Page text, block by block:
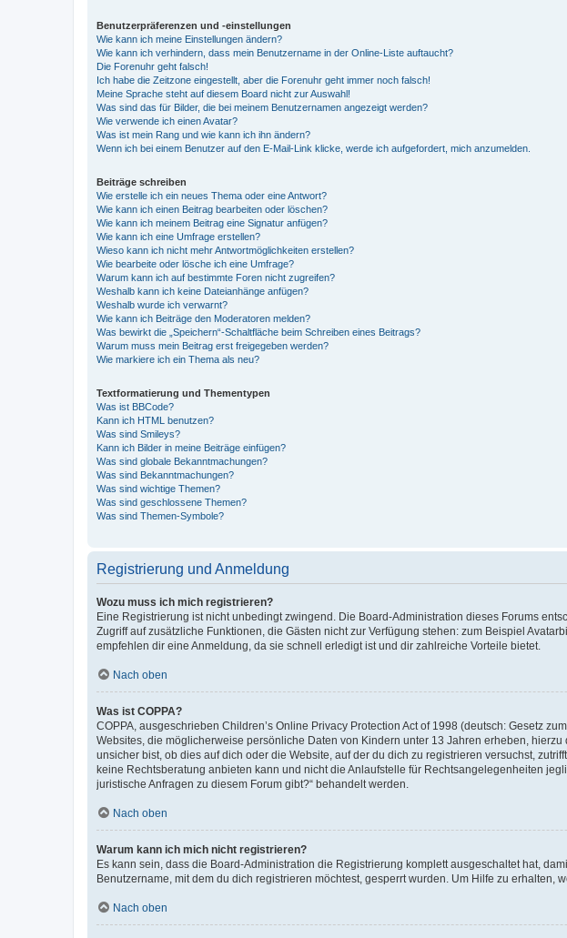
Benutzerpräferenzen und -einstellungen
Wie kann ich meine Einstellungen ändern?
Wie kann ich verhindern, dass mein Benutzername in der Online-Liste auftaucht?
Die Forenuhr geht falsch!
Ich habe die Zeitzone eingestellt, aber die Forenuhr geht immer noch falsch!
Meine Sprache steht auf diesem Board nicht zur Auswahl!
Was sind das für Bilder, die bei meinem Benutzernamen angezeigt werden?
Wie verwende ich einen Avatar?
Was ist mein Rang und wie kann ich ihn ändern?
Wenn ich bei einem Benutzer auf den E-Mail-Link klicke, werde ich aufgefordert, mich anzumelden.
Beiträge schreiben
Wie erstelle ich ein neues Thema oder eine Antwort?
Wie kann ich einen Beitrag bearbeiten oder löschen?
Wie kann ich meinem Beitrag eine Signatur anfügen?
Wie kann ich eine Umfrage erstellen?
Wieso kann ich nicht mehr Antwortmöglichkeiten erstellen?
Wie bearbeite oder lösche ich eine Umfrage?
Warum kann ich auf bestimmte Foren nicht zugreifen?
Weshalb kann ich keine Dateianhänge anfügen?
Weshalb wurde ich verwarnt?
Wie kann ich Beiträge den Moderatoren melden?
Was bewirkt die „Speichern“-Schaltfläche beim Schreiben eines Beitrags?
Warum muss mein Beitrag erst freigegeben werden?
Wie markiere ich ein Thema als neu?
Textformatierung und Thementypen
Was ist BBCode?
Kann ich HTML benutzen?
Was sind Smileys?
Kann ich Bilder in meine Beiträge einfügen?
Was sind globale Bekanntmachungen?
Was sind Bekanntmachungen?
Was sind wichtige Themen?
Was sind geschlossene Themen?
Was sind Themen-Symbole?
Registrierung und Anmeldung
Wozu muss ich mich registrieren?
Eine Registrierung ist nicht unbedingt zwingend. Die Board-Administration dieses Forums
Zugriff auf zusätzliche Funktionen, die Gästen nicht zur Verfügung stehen: zum Beispiel
empfehlen dir eine Anmeldung, da sie schnell erledigt ist und dir zahlreiche Vorteile bietet.
Nach oben
Was ist COPPA?
COPPA, ausgeschrieben Children’s Online Privacy Protection Act of 1998 (deutsch: Gesetz
Websites, die möglicherweise persönliche Daten von Kindern unter 13 Jahren erheben,
unsicher bist, ob dies auf dich oder die Website, auf der du dich zu registrieren versuchst,
keine Rechtsberatung anbieten kann und nicht die Anlaufstelle für Rechtsangelegenheiten
juristische Anfragen zu diesem Forum gibt?“ behandelt werden.
Nach oben
Warum kann ich mich nicht registrieren?
Es kann sein, dass die Board-Administration die Registrierung komplett ausgeschaltet hat,
Benutzername, mit dem du dich registrieren möchtest, gesperrt wurden. Um Hilfe zu erhalten,
Nach oben